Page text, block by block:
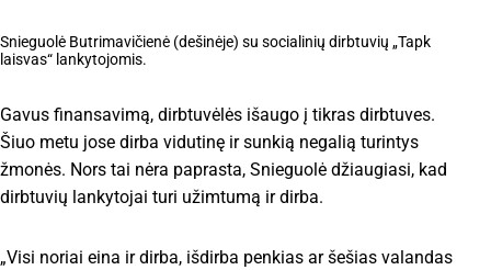
Snieguolė Butrimavičienė (dešinėje) su socialinių dirbtuvių „Tapk
laisvas“ lankytojomis.
Gavus finansavimą, dirbtuvėlės išaugo į tikras dirbtuves.
Šiuo metu jose dirba vidutinę ir sunkią negalią turintys
žmonės. Nors tai nėra paprasta, Snieguolė džiaugiasi, kad
dirbtuvių lankytojai turi užimtumą ir dirba.
„Visi noriai eina ir dirba, išdirba penkias ar šešias valandas